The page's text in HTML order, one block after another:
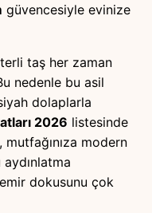
güvencesiyle evinize
taş her zaman
nedenle bu asil
dolaplarla
2026 listesinde
modern
dokusunu çok